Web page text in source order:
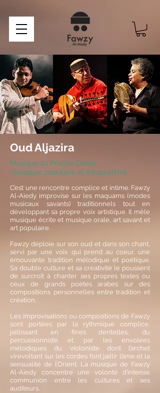
Oud Aljazira
Musique du Proche-Orient
classique, populaire et d’aujourd’hui
C’est une rencontre complice et intime. Fawzy
Al-Aiedy improvise sur les maquams (modes
musicaux savants) traditionnels tout en
développant sa propre voix artistique. Il mêle
musique écrite et musique orale, art savant et
art populaire.
Fawzy déploie sur son oud et dans son chant,
servi par une voix qui prend au coeur, une
émouvante tradition mélodique et poétique.
Sa double culture et sa créativité le poussent
de surcroît à chanter ses propres textes ou
ceux de grands poètes arabes sur des
compositions personnelles entre tradition et
création.
Les improvisations ou compositions de Fawzy
sont portées par la rythmique complice,
jaillissant en fines dentelles, du
percussionniste et par les envolées
mélodiques du violoniste dont l’archet
virevoltant sur les cordes font jaillir l’âme et la
sensualité de l’Orient. La musique de Fawzy
Al-Aiedy concentre une volonté d’intense
communion entre les cultures et ses
auditeurs.